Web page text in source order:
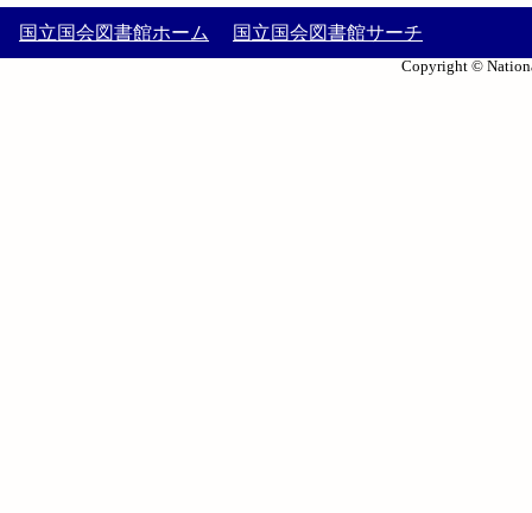
国立国会図書館ホーム 国立国会図書館サーチ
Copyright ©